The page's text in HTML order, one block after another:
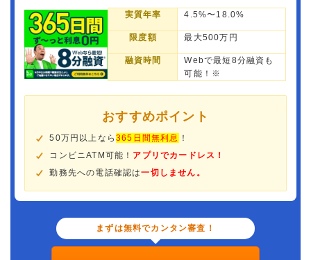
実質年率 4.5%〜18.0%
限度額 最大500万円
融資時間
Webで最短8分融資も
可能！※
おすすめポイント
50万円以上なら365日間無利息 ！
コンビニATM可能！ アプリでカードレス！
勤務先への電話確認は一切しません。
まずは無料でカンタン審査！